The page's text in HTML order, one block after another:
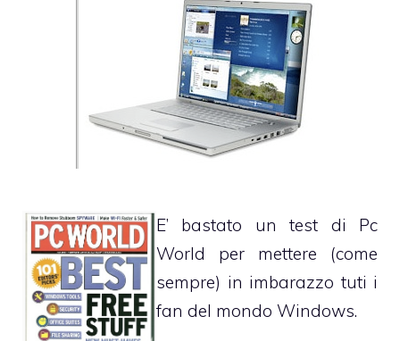
E’ bastato untest di Pc
World per mettere (come
sempre) in imbarazzo tuti i
fan del mondo Windows.